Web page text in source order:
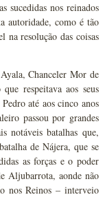
sucedidas nos reinados
autoridade, como é tão
na resolução das coisas
Chanceler Mor de
respeitava aos seus
até aos cinco anos
passou por grandes
notáveis batalhas que,
de Nájera, que se
as forças e o poder
Aljubarrota, aonde não
nos Reinos – interveio